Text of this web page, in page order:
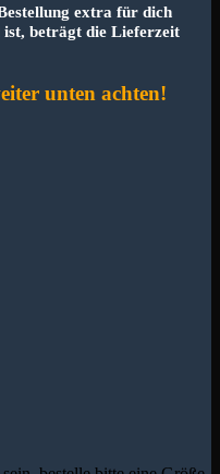
extra für dich
beträgt die Lieferzeit
unten achten!